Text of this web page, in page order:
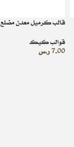
قالب كرميل معدن مضلع
قوالب كيك
7.00 ر.س